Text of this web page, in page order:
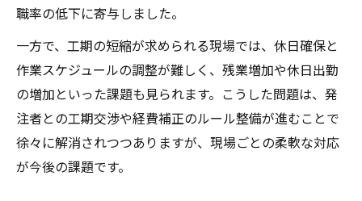
職率の低下に寄与しました。
一方で、工期の短縮が求められる現場では、休日確保と
作業スケジュールの調整が難しく、残業増加や休日出勤
の増加といった課題も見られます。こうした問題は、発
注者との工期交渉や経費補正のルール整備が進むことで
徐々に解消されつつありますが、現場ごとの柔軟な対応
が今後の課題です。